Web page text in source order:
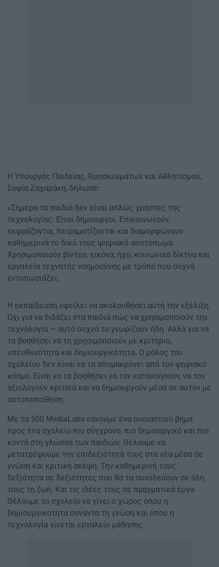
Η Υπουργός Παιδείας, Θρησκευμάτων και Αθλητισμού,
Σοφία Ζαχαράκη, δήλωσε:
«Σήμερα τα παιδιά δεν είναι απλώς χρήστες της
τεχνολογίας. Είναι δημιουργοί. Επικοινωνούν,
εκφράζονται, πειραματίζονται και διαμορφώνουν
καθημερινά το δικό τους ψηφιακό αποτύπωμα.
Χρησιμοποιούν βίντεο, εικόνα, ήχο, κοινωνικά δίκτυα και
εργαλεία τεχνητής νοημοσύνης με τρόπο που συχνά
εντυπωσιάζει.
Η εκπαίδευση οφείλει να ακολουθήσει αυτή την εξέλιξη.
Όχι για να διδάξει στα παιδιά πώς να χρησιμοποιούν την
τεχνολογία — αυτό συχνά το γνωρίζουν ήδη. Αλλά για να
τα βοηθήσει να τη χρησιμοποιούν με κριτήριο,
υπευθυνότητα και δημιουργικότητα. Ο ρόλος του
σχολείου δεν είναι να τα απομακρύνει από τον ψηφιακό
κόσμο. Είναι να τα βοηθήσει να τον κατανοήσουν, να τον
αξιολογούν κριτικά και να δημιουργούν μέσα σε αυτόν με
αυτοπεποίθηση.
Με τα 500 MediaLabs κάνουμε ένα ουσιαστικό βήμα
προς ένα σχολείο πιο σύγχρονο, πιο δημιουργικό και πιο
κοντά στη γλώσσα των παιδιών. Θέλουμε να
μετατρέψουμε την επιδεξιότητά τους στα νέα μέσα σε
γνώση και κριτική σκέψη. Την καθημερινή τους
δεξιότητα σε δεξιότητες που θα τα συνοδεύουν σε όλη
τους τη ζωή. Και τις ιδέες τους σε πραγματικά έργα.
Θέλουμε το σχολείο να γίνει ο χώρος όπου η
δημιουργικότητα συναντά τη γνώση και όπου η
τεχνολογία γίνεται εργαλείο μάθησης.